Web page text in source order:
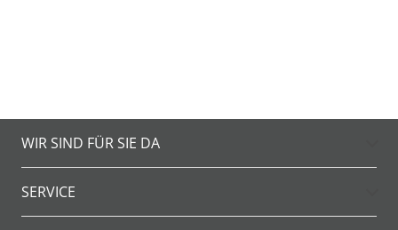
WIR SIND FÜR SIE DA
SERVICE